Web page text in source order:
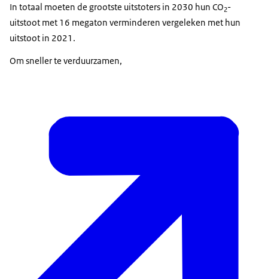
In totaal moeten de grootste uitstoters in 2030 hun CO2-
uitstoot met 16 megaton verminderen vergeleken met hun
uitstoot in 2021.
Om sneller te verduurzamen,